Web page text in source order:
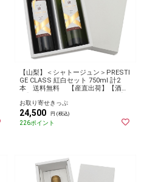
【山梨】＜シャトージュン＞PRESTI
GE CLASS 紅白セット 750ml 計2
本 送料無料 【産直出荷】【酒
【2024やまなし】 お取り寄せ グル
メ 産地直送 産直
お取り寄せきっぷ
24,500 円 (税込)
226ポイント